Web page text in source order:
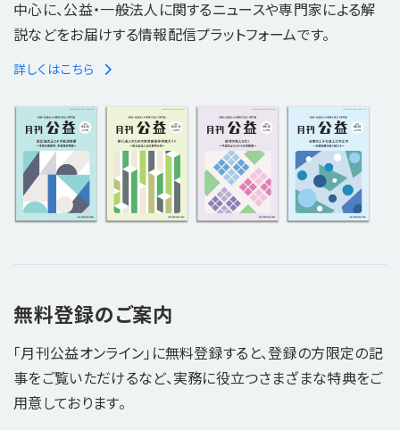
中心に、公益・一般法人に関するニュースや専門家による解
説などをお届けする情報配信プラットフォームです。
詳しくはこちら
無料登録のご案内
「月刊公益オンライン」に無料登録すると、登録の方限定の記
事をご覧いただけるなど、実務に役立つさまざまな特典をご
用意しております。